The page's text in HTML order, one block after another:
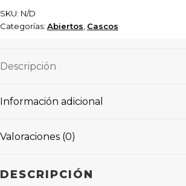
SKU: N/D
Categorías: Abiertos, Cascos
Descripción
Información adicional
Valoraciones (0)
DESCRIPCIÓN